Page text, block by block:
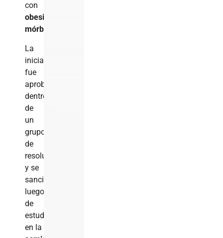
con
obesidad
mórbida
La
iniciativa
fue
aprobada
dentro
de
un
grupo
de
resoluciones
y se
sancionó
luego
de
estudiarse
en la